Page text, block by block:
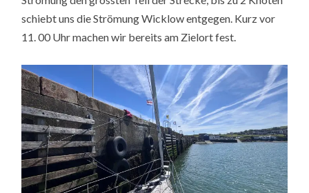
schiebt uns die Strömung Wicklow entgegen. Kurz vor
11. 00 Uhr machen wir bereits am Zielort fest.